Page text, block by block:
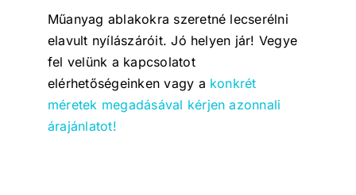
Műanyag ablakokra szeretné lecserélni
elavult nyílászáróit. Jó helyen jár! Vegye
fel velünk a kapcsolatot
elérhetőségeinken vagy a konkrét
méretek megadásával kérjen azonnali
árajánlatot!